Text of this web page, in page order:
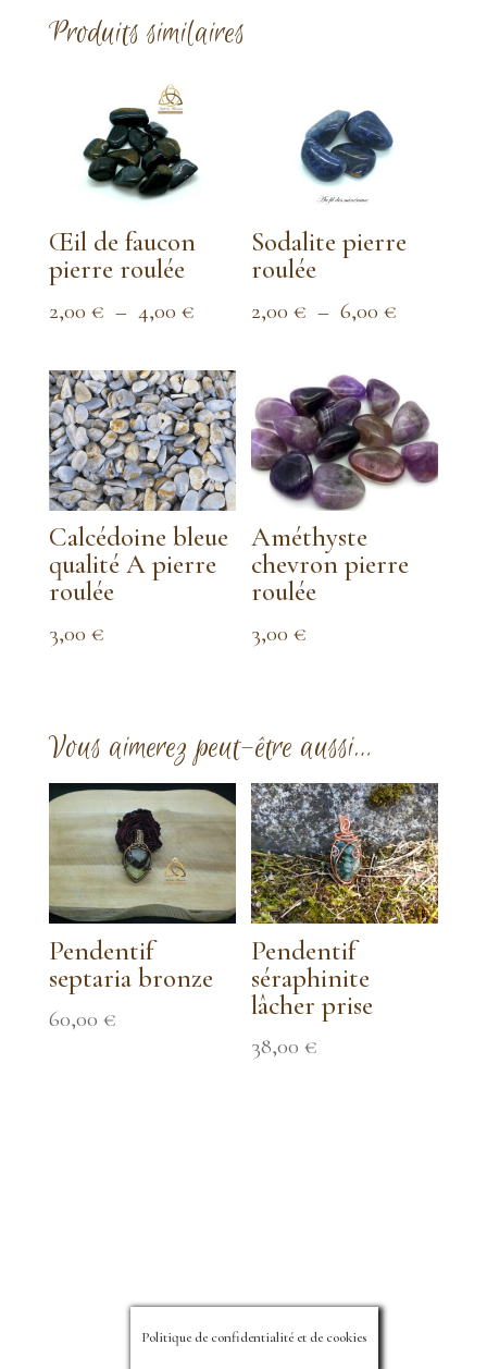
Produits similaires
Œil de faucon
pierre roulée
2,00 € – 4,00 €Plage
prix :
2,00 €
à
4,00 €
Sodalite pierre
roulée
2,00€ – 6,00€
2,00 €
à
6,00 €
Calcédoine bleue
qualité A pierre
roulée
3,00 €
Améthyste
chevron pierre
roulée
3,00€
Vous aimerez peut-être aussi…
Pendentif
septaria bronze
60,00 €
Pendentif
séraphinite
lâcher prise
38,00€
Vos avis
Politique de confidentialité et de cookies